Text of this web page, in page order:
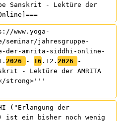
Sanskrit - Lektüre der
www.yoga-
seminar/jahresgruppe-
der-amrita-siddhi-online-
2026 - 16 .12. 2026
-
- Lektüre der AMRITA
strong>'''
("Erlangung der
ist ein bisher noch wenig